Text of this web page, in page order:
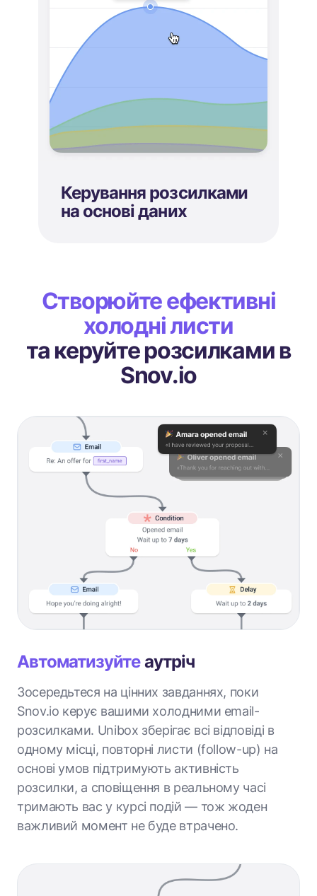
Керування розсилками
на основі даних
Створюйте ефективні
холодні листи
та керуйте розсилками в
Snov.io
Автоматизуйтеаутріч
Зосередьтеся на цінних завданнях, поки
Snov.io керує вашими холодними email-
розсилками. Unibox зберігає всі відповіді в
одному місці, повторні листи (follow-up) на
основі умов підтримують активність
розсилки, а сповіщення в реальному часі
тримають вас у курсі подій — тож жоден
важливий момент не буде втрачено.